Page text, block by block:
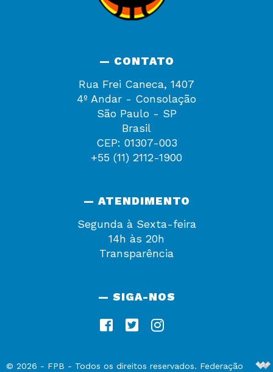
— CONTATO
Rua Frei Caneca, 1407
4º Andar - Consolação
São Paulo - SP
Brasil
CEP: 01307-003
+55 (11) 2112-1900
— ATENDIMENTO
Segunda à Sexta-feira
14h às 20h
Transparência
— SIGA-NOS
© 2026 - FPB - Todos os direitos reservados. Federação